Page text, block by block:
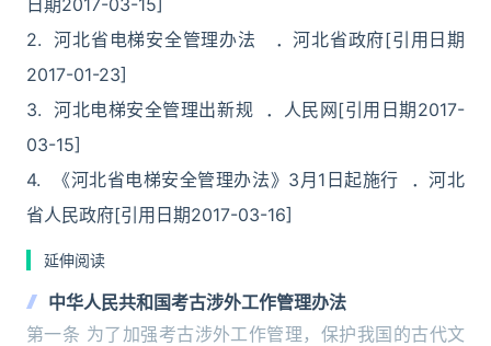
日期2017-03-15]
2. 河北省电梯安全管理办法 ．河北省政府[引用日期
2017-01-23]
3. 河北电梯安全管理出新规 ．人民网[引用日期2017-
03-15]
4. 《河北省电梯安全管理办法》3月1日起施行 ．河北
省人民政府[引用日期2017-03-16]
延伸阅读
中华人民共和国考古涉外工作管理办法
第一条 为了加强考古涉外工作管理，保护我国的古代文